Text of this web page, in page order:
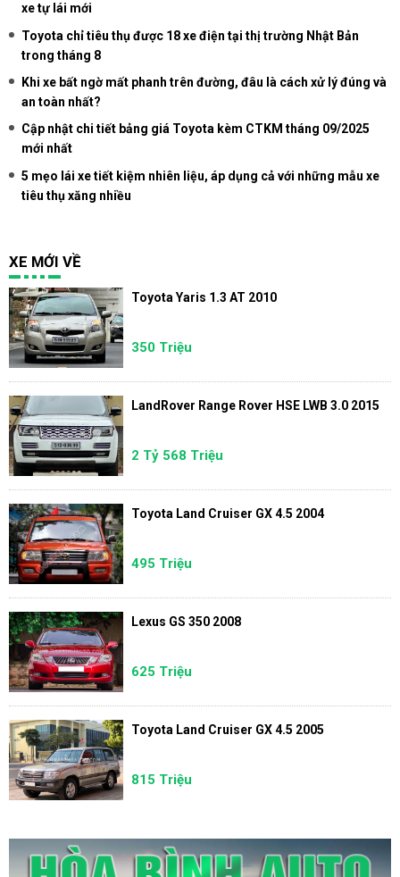
xe tự lái mới
Toyota chỉ tiêu thụ được 18 xe điện tại thị trường Nhật Bản
trong tháng 8
Khi xe bất ngờ mất phanh trên đường, đâu là cách xử lý đúng và
an toàn nhất?
Cập nhật chi tiết bảng giá Toyota kèm CTKM tháng 09/2025
mới nhất
5 mẹo lái xe tiết kiệm nhiên liệu, áp dụng cả với những mẫu xe
tiêu thụ xăng nhiều
XE MỚI VỀ
Toyota Yaris 1.3 AT 2010
350 Triệu
LandRover Range Rover HSE LWB 3.0 2015
2 Tỷ 568 Triệu
Toyota Land Cruiser GX 4.5 2004
495 Triệu
Lexus GS 350 2008
625 Triệu
Toyota Land Cruiser GX 4.5 2005
815 Triệu